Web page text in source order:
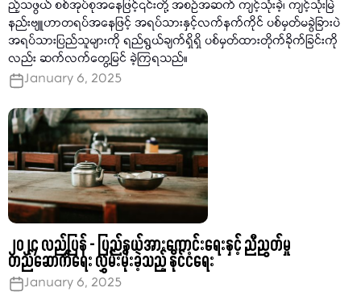
ည့်သဖွယ် စစ်အုပ်စုအနေဖြင့်၎င်းတို့ အစဉ်အဆက် ကျင့်သုံးခဲ့၊ ကျင့်သုံးမြဲ
နည်းဗျူဟာတရပ်အနေဖြင့် အရပ်သားနှင့်လက်နက်ကိုင် ပစ်မှတ်မခွဲခြားပဲ
အရပ်သားပြည်သူများကို ရည်ရွယ်ချက်ရှိရှိ ပစ်မှတ်ထားတိုက်ခိုက်ခြင်းကို
လည်း ဆက်လက်တွေ့မြင် ခဲ့ကြရသည်။
January 6, 2025
၂၀၂၄ လည်ပြန် - ပြည်နယ်အားကောင်းရေးနှင့် ညီညွတ်မှု
တည်ဆောက်ရေး လွှမ်းမိုးခဲ့သည့် နိုင်ငံရေး
January 6, 2025